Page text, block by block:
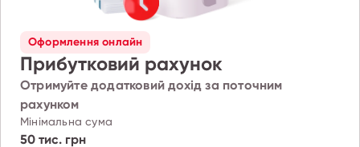
Оформлення онлайн
Прибутковий рахунок
Отримуйте додатковий дохід за поточним
рахунком
Мінімальна сума
50 тис. грн